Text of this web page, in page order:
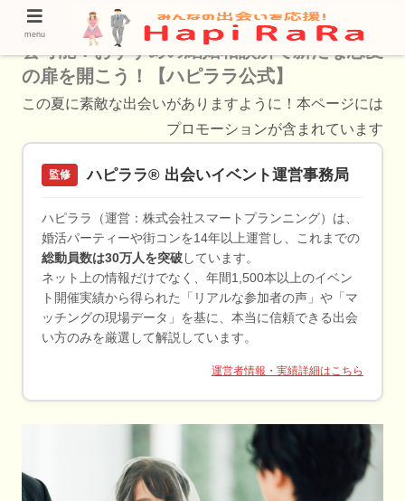
【婚活プロの推しはココ！】宜野湾市から入
会可能！おすすめの結婚相談所で新たな恋愛
の扉を開こう！【ハピララ公式】
この夏に素敵な出会いがありますように！本ページには
プロモーションが含まれています
監修 ハピララ® 出会いイベント運営事務局
ハピララ（運営：株式会社スマートプランニング）は、
婚活パーティーや街コンを14年以上運営し、これまでの
総動員数は30万人を突破 しています。
ネット上の情報だけでなく、年間1,500本以上のイベン
ト開催実績から得られた「リアルな参加者の声」や「マ
ッチングの現場データ」を基に、本当に信頼できる出会
い方のみを厳選して解説しています。
運営者情報・実績詳細はこちら
menu